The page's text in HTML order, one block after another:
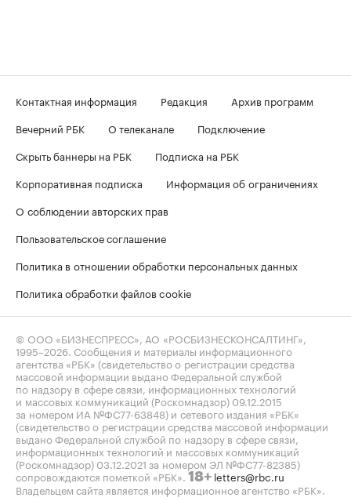
Контактная информация Редакция
Архив программ
Вечерний РБК
О телеканале
Подключение
Скрыть баннеры на РБК
Подписка на РБК
Корпоративная подписка
Информация об ограничениях
О соблюдении авторских прав
Пользовательское соглашение
Политика в отношении обработки персональных данных
Политика обработки файлов cookie
© ООО «БИЗНЕСПРЕСС», АО «РОСБИЗНЕСКОНСАЛТИНГ»,
1995–2026 . Сообщения и материалы информационного
агентства «РБК» (свидетельство о регистрации средства
массовой информации выдано Федеральной службой
по надзору в сфере связи, информационных технологий
и массовых коммуникаций (Роскомнадзор) 09.12.2015
за номером ИА №ФС77-63848) и сетевого издания «РБК»
(свидетельство о регистрации средства массовой информации
выдано Федеральной службой по надзору в сфере связи,
информационных технологий и массовых коммуникаций
(Роскомнадзор) 03.12.2021 за номером ЭЛ №ФС77-82385)
сопровождаются пометкой «РБК». 18+ letters@rbc.ru
Владельцем сайта является информационное агентство «РБК».